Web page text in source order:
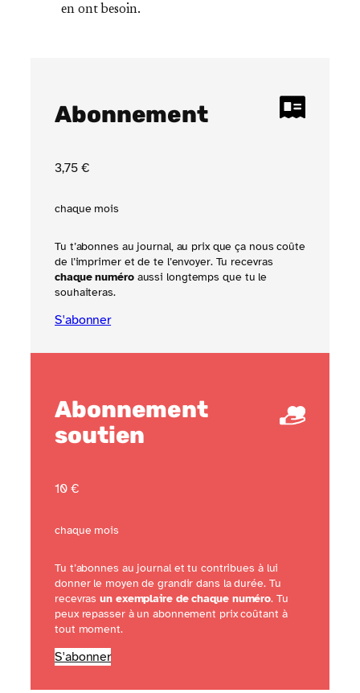
en ont besoin.
Abonnement
3,75€
chaque mois
Tu t’abonnes au journal, au prix que ça nous coûte
de l’imprimer et de te l’envoyer. Tu recevras
chaque numéroaussi longtemps que tu le
souhaiteras.
S'abonner
Abonnement
soutien
10 €
chaque mois
Tu t’abonnes au journal et tu contribues à lui
donner le moyen de grandir dans la durée. Tu
recevrasun exemplaire de chaque numéro. Tu
peux repasser à un abonnement prix coûtant à
tout moment.
S'abonner